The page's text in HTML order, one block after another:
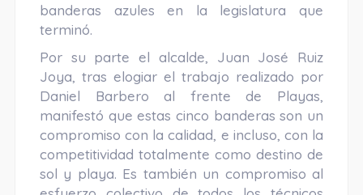
banderas azules en la legislatura que
terminó.
Por su parte el alcalde, Juan José Ruiz
Joya, tras elogiar el trabajo realizado por
Daniel Barbero al frente de Playas,
manifestó que estas cinco banderas son un
compromiso con la calidad, e incluso, con la
competitividad totalmente como destino de
sol y playa. Es también un compromiso al